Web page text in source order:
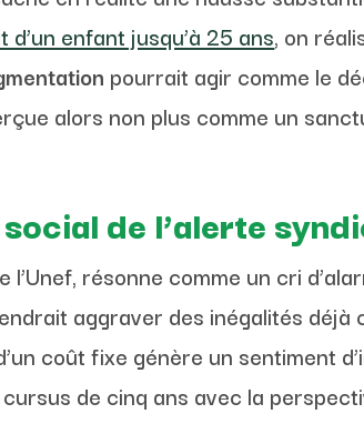
d’un enfant jusqu’à 25 ans, on
pourrait agir comme le
alors non plus comme un
de l’alerte
résonne comme un cri
aggraver des inégalités déjà
coût fixe génère un sentiment
de cinq ans avec la